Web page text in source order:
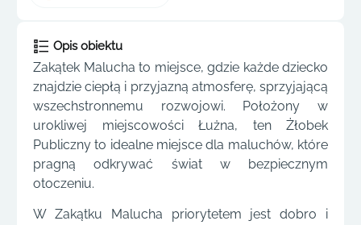
Opis obiektu
Zakątek Malucha to miejsce, gdzie każde dziecko
znajdzie ciepłą i przyjazną atmosferę, sprzyjającą
wszechstronnemu rozwojowi. Położony w
urokliwej miejscowości Łużna, ten Żłobek
Publiczny to idealne miejsce dla maluchów, które
pragną odkrywać świat w bezpiecznym
otoczeniu.
W Zakątku Malucha priorytetem jest dobro i